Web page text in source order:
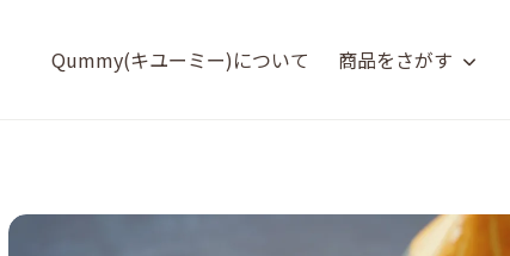
Qummy(キユーミー)について 商品をさがす